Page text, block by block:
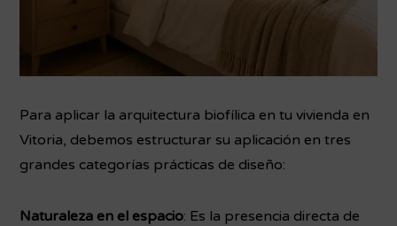
Para aplicar la arquitectura biofílica en tu vivienda en
Vitoria, debemos estructurar su aplicación en tres
grandes categorías prácticas de diseño:
Naturaleza en el espacio: Es la presencia directa de